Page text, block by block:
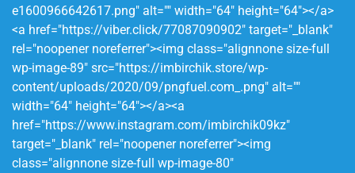
e1600966642617.png" alt="" width="64" height="64"></a>
<a href="https://viber.click/77087090902" target="_blank"
rel="noopener noreferrer"><img class="alignnone size-full
wp-image-89" src="https://imbirchik.store/wp-
content/uploads/2020/09/pngfuel.com_.png" alt=""
width="64" height="64"></a><a
href="https://www.instagram.com/imbirchik09kz"
target="_blank" rel="noopener noreferrer"><img
class="alignnone size-full wp-image-80"